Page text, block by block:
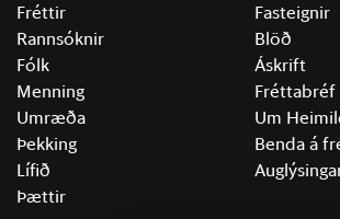
Fréttir
Rannsóknir
Fólk
Menning
Umræða
Þekking
Lífið
Þættir
Fasteignir
Blöð
Áskrift
Fréttabréf
Um
Benda á